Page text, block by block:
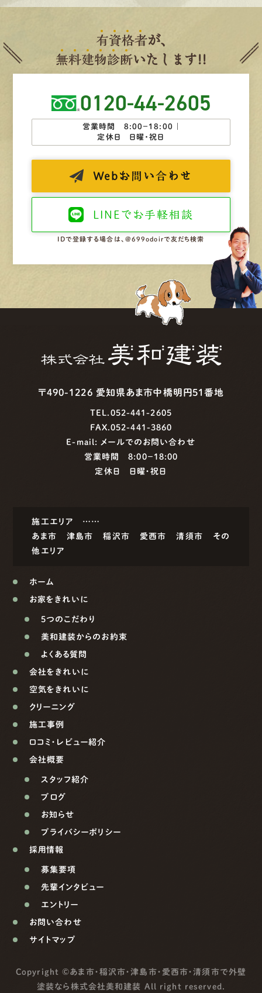
有資格者が、
無料建物診断いたします!!
0120-44-2605
営業時間 8:00−18:00 ｜
定休日 日曜・祝日
Web お問い合わせ
LINEで お手軽相談
IDで登録する場合は、@699odoirで友だち検索
〒490-1226 愛知県あま市中橋明円51番地
TEL.052-441-2605
FAX.052-441-3860
E-mail: メールでのお問い合わせ
営業時間 8:00−18:00
定休日 日曜・祝日
施工エリア ……
あま市
津島市 稲沢市 愛西市 清須市
その
他エリア
ホーム
お家をきれいに
5つのこだわり
美和建装からのお約束
よくある質問
会社をきれいに
空気をきれいに
クリーニング
施工事例
口コミ・レビュー紹介
会社概要
スタッフ紹介
ブログ
お知らせ
プライバシーポリシー
採用情報
募集要項
先輩インタビュー
エントリー
お問い合わせ
サイトマップ
Copyright ©あま市・稲沢市・津島市・愛西市・清須市で外壁
塗装なら株式会社美和建装 All right reserved.